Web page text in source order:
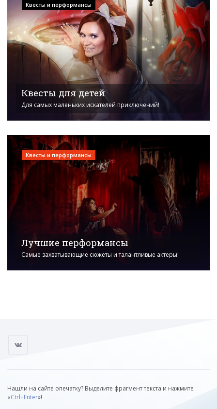
Квесты и перформансы
Квесты для детей
Для самых маленьких искателей приключений!
Квесты и перформансы
Лучшие перформансы
Самые захватывающие сюжеты и талантливые актеры!
Нашли на сайте опечатку? Выделите фрагмент текста и нажмите
«Ctrl+Enter»!